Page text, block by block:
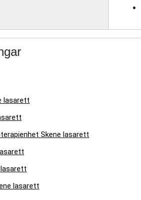
lasarett
Skene lasarett
lasarett